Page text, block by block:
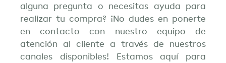
alguna pregunta o necesitas ayuda para
realizar tu compra? ¡No dudes en ponerte
en contacto con nuestro equipo de
atención al cliente a través de nuestros
canales disponibles! Estamos aquí para